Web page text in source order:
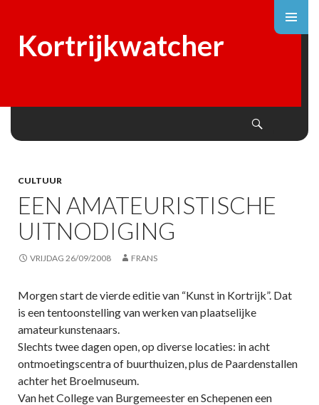
Kortrijkwatcher
CULTUUR
EEN AMATEURISTISCHE
UITNODIGING
VRIJDAG 26/09/2008 FRANS
Morgen start de vierde editie van “Kunst in Kortrijk”. Dat
is een tentoonstelling van werken van plaatselijke
amateurkunstenaars.
Slechts twee dagen open, op diverse locaties: in acht
ontmoetingscentra of buurthuizen, plus de Paardenstallen
achter het Broelmuseum.
Van het College van Burgemeester en Schepenen een